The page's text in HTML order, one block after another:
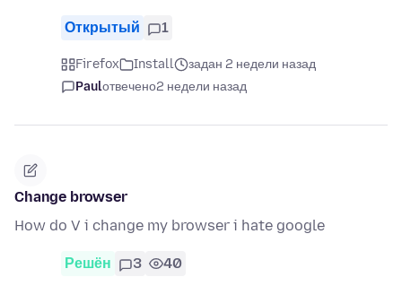
Открытый 1
Firefox Install
задан 2 недели назад
Paulотвечено2 недели назад
Change browser
How do V i change my browser i hate google
Решён 3 40